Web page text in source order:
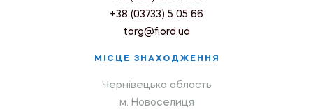
+38 (03733) 5 05 66
torg@fiord.ua
МІСЦЕ ЗНАХОДЖЕННЯ
Чернівецька область
м. Новоселиця